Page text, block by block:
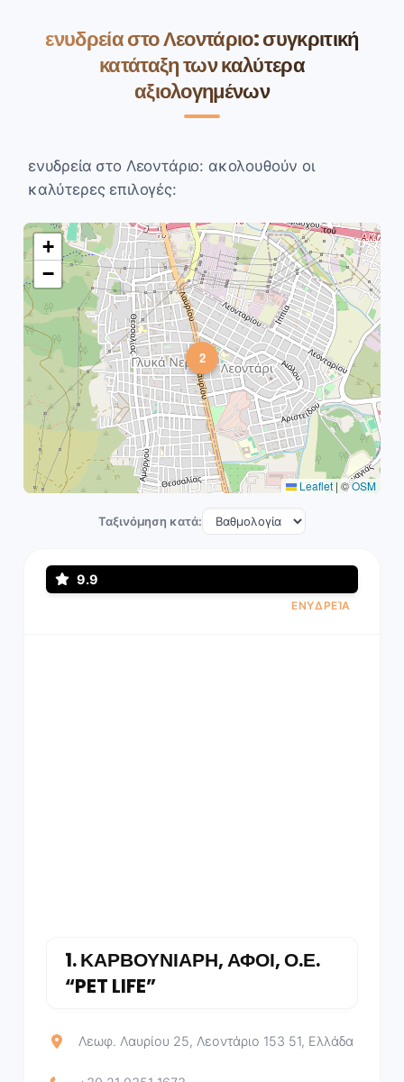
ενυδρεία στο Λεοντάριο: συγκριτική
κατάταξη των καλύτερα
αξιολογημένων
ενυδρεία στο Λεοντάριο: ακολουθούν οι
καλύτερες επιλογές:
2
+
−
Leaflet | ©OSM
Ταξινόμηση κατά:
9.9
ΕΝΥΔΡΕΊΑ
1.ΚΑΡΒΟΥΝΙΑΡΗ, ΑΦΟΙ, Ο.Ε.
“PET LIFE”
Λεωφ. Λαυρίου 25, Λεοντάριο 153 51, Ελλάδα